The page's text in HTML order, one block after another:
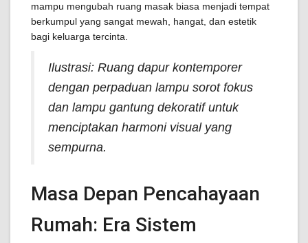
mampu mengubah ruang masak biasa menjadi tempat
berkumpul yang sangat mewah, hangat, dan estetik
bagi keluarga tercinta.
Ilustrasi: Ruang dapur kontemporer
dengan perpaduan lampu sorot fokus
dan lampu gantung dekoratif untuk
menciptakan harmoni visual yang
sempurna.
Masa Depan Pencahayaan
Rumah: Era Sistem